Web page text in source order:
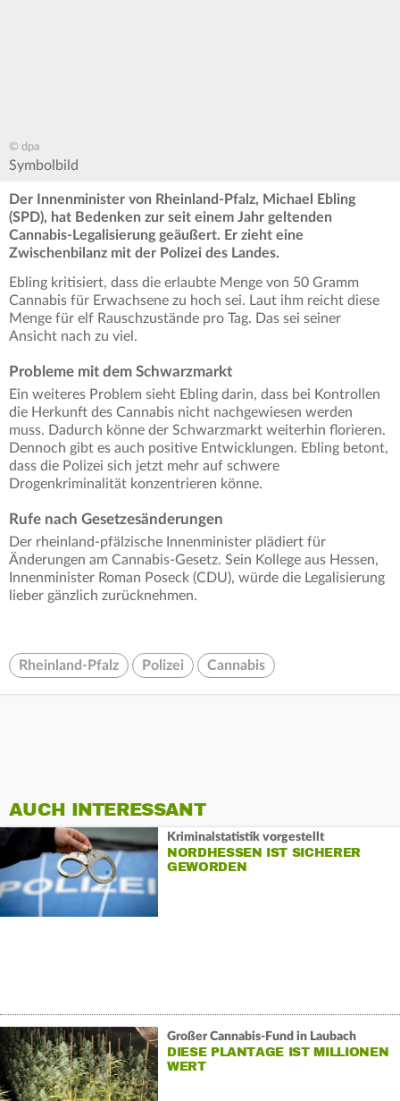
© dpa
Symbolbild
Der Innenminister von Rheinland-Pfalz, Michael Ebling
(SPD), hat Bedenken zur seit einem Jahr geltenden
Cannabis-Legalisierung geäußert. Er zieht eine
Zwischenbilanz mit der Polizei des Landes.
Ebling kritisiert, dass die erlaubte Menge von 50 Gramm
Cannabis für Erwachsene zu hoch sei. Laut ihm reicht diese
Menge für elf Rauschzustände pro Tag. Das sei seiner
Ansicht nach zu viel.
Probleme mit dem Schwarzmarkt
Ein weiteres Problem sieht Ebling darin, dass bei Kontrollen
die Herkunft des Cannabis nicht nachgewiesen werden
muss. Dadurch könne der Schwarzmarkt weiterhin florieren.
Dennoch gibt es auch positive Entwicklungen. Ebling betont,
dass die Polizei sich jetzt mehr auf schwere
Drogenkriminalität konzentrieren könne.
Rufe nach Gesetzesänderungen
Der rheinland-pfälzische Innenminister plädiert für
Änderungen am Cannabis-Gesetz. Sein Kollege aus Hessen,
Innenminister Roman Poseck (CDU), würde die Legalisierung
lieber gänzlich zurücknehmen.
Rheinland-Pfalz Polizei Cannabis
AUCH INTERESSANT
Kriminalstatistik vorgestellt
NORDHESSEN IST SICHERER
GEWORDEN
Großer Cannabis-Fund in Laubach
DIESE PLANTAGE IST MILLIONEN
WERT